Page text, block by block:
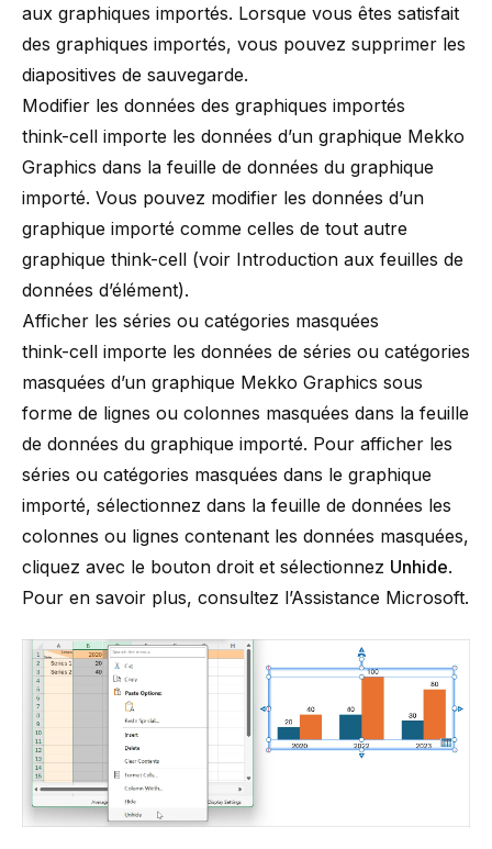
aux graphiques importés. Lorsque vous êtes satisfait
des graphiques importés, vous pouvez supprimer les
diapositives de sauvegarde.
Modifier les données des graphiques importés
think-cell importe les données d’un graphique Mekko
Graphics dans la feuille de données du graphique
importé. Vous pouvez modifier les données d’un
graphique importé comme celles de tout autre
graphique think-cell (voir Introduction aux feuilles de
données d’élément).
Afficher les séries ou catégories masquées
think-cell importe les données de séries ou catégories
masquées d’un graphique Mekko Graphics sous
forme de lignes ou colonnes masquées dans la feuille
de données du graphique importé. Pour afficher les
séries ou catégories masquées dans le graphique
importé, sélectionnez dans la feuille de données les
colonnes ou lignes contenant les données masquées,
cliquez avec le bouton droit et sélectionnez Unhide.
Pour en savoir plus, consultez l’Assistance Microsoft.